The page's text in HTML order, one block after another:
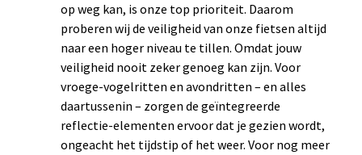
op weg kan, is onze top prioriteit. Daarom
proberen wij de veiligheid van onze fietsen altijd
naar een hoger niveau te tillen. Omdat jouw
veiligheid nooit zeker genoeg kan zijn. Voor
vroege-vogelritten en avondritten – en alles
daartussenin – zorgen de geïntegreerde
reflectie-elementen ervoor dat je gezien wordt,
ongeacht het tijdstip of het weer. Voor nog meer